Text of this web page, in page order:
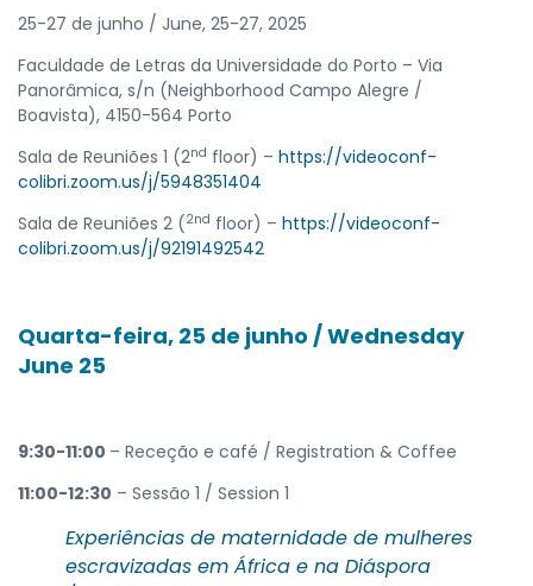
25-27 de junho / June, 25-27, 2025
Faculdade de Letras da Universidade do Porto – Via
Panorâmica, s/n (Neighborhood Campo Alegre /
Boavista), 4150-564 Porto
Sala de Reuniões 1 (2nd floor) – https://videoconf-
colibri.zoom.us/j/5948351404
Sala de Reuniões 2 ( 2nd floor) – https://videoconf-
colibri.zoom.us/j/92191492542
Quarta-feira, 25 de junho / Wednesday
June 25
9:30-11:00 – Receção e café / Registration & Coffee
11:00-12:30 – Sessão 1 / Session 1
Experiências de maternidade de mulheres
escravizadas em África e na Diáspora